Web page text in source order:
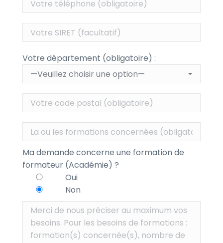
Votre département (obligatoire) :
Ma demande concerne une formation de
formateur (Académie) ?
Oui
Non